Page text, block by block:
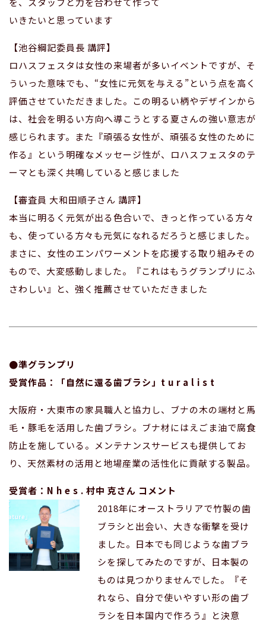
いきたいと思っています
【池谷綱記委員長 講評】
ロハスフェスタは女性の来場者が多いイベントですが、そ
ういった意味でも、“女性に元気を与える”という点を高く
評価させていただきました。この明るい柄やデザインから
は、社会を明るい方向へ導こうとする夏さんの強い意志が
感じられます。また『頑張る女性が、頑張る女性のために
作る』という明確なメッセージ性が、ロハスフェスタのテ
ーマとも深く共鳴していると感じました
【審査員 大和田順子さん 講評】
本当に明るく元気が出る色合いで、きっと作っている方々
も、使っている方々も元気になれるだろうと感じました。
まさに、女性のエンパワーメントを応援する取り組みその
もので、大変感動しました。『これはもうグランプリにふ
さわしい』と、強く推薦させていただきました
●準グランプリ
受賞作品：「自然に還る歯ブラシ」t u r a l i s t
大阪府・大東市の家具職人と協力し、ブナの木の端材と馬
毛・豚毛を活用した歯ブラシ。ブナ材にはえごま油で腐食
防止を施している。メンテナンスサービスも提供してお
り、天然素材の活用と地場産業の活性化に貢献する製品。
受賞者：N h e s . 村中 克さん コメント
2018年にオーストラリアで竹製の歯
ブラシと出会い、大きな衝撃を受け
ました。日本でも同じような歯ブラ
シを探してみたのですが、日本製の
ものは見つかりませんでした。『そ
れなら、自分で使いやすい形の歯ブ
ラシを日本国内で作ろう』と決意